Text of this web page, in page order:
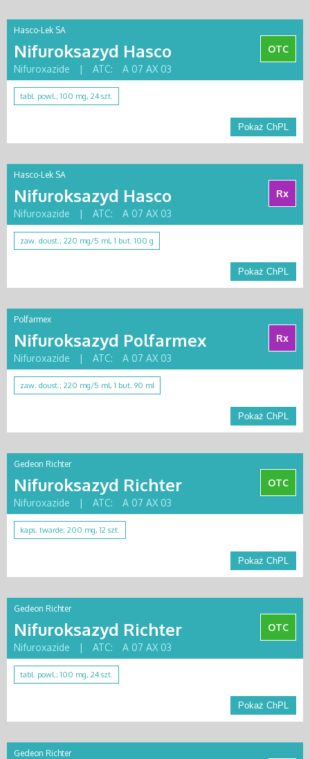
Hasco-Lek SA
Nifuroksazyd Hasco
OTC
Nifuroxazide
| ATC: A 07 AX 03
tabl. powl.; 100 mg, 24 szt.
Pokaż ChPL
Hasco-Lek SA
Nifuroksazyd Hasco
Rx
Nifuroxazide
| ATC: A 07 AX 03
zaw. doust.; 220 mg/5 ml, 1 but. 100 g
Pokaż ChPL
Polfarmex
Nifuroksazyd Polfarmex
Rx
Nifuroxazide
| ATC: A 07 AX 03
zaw. doust.; 220 mg/5 ml, 1 but. 90 ml
Pokaż ChPL
Gedeon Richter
Nifuroksazyd Richter
OTC
Nifuroxazide
| ATC: A 07 AX 03
kaps. twarde; 200 mg, 12 szt.
Pokaż ChPL
Gedeon Richter
Nifuroksazyd Richter
OTC
Nifuroxazide
| ATC: A 07 AX 03
tabl. powl.; 100 mg, 24 szt.
Pokaż ChPL
Gedeon Richter